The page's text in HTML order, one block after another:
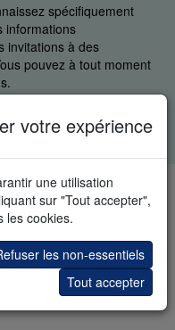
votre expérience
une utilisation
sur "Tout accepter",
les cookies.
les non-essentiels
Tout accepter
spécifiquement
informations
invitations à des
pouvez à tout moment
données restent
.